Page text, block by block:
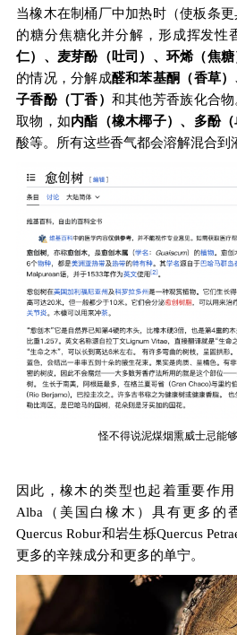
当橡木在制桶厂中加热时（使板条
的糖分焦糖化并分解，形成挥发性
仁）、麦芽酚（吐司）、环烯（焦糖
的情况，分解成醛和苯基酮（香草
子香酚（丁香） 和其他芳香族化合
取物，如内酯（橡木椰子）、多酚（
酸等。所有这些香气都会溶解混合到
怪不得说泥煤烟熏威士忌能
因此，橡木的类型也起着重要作
Alba（美国白橡木）具有更多的
Quercus Robur和岩生栎Quercus
更多的辛辣成分和更多的单宁。